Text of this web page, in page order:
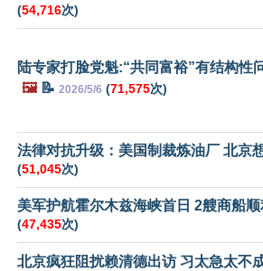
(54,716次)
陆专家打脸党魁:“共同富裕”有结构性
🖼️📝 2026/5/6 (71,575次)
法律对抗升级：美国制裁炼油厂 北京
(51,045次)
美军护航霍尔木兹海峡首日 2艘商船
(47,435次)
北京疯狂阻扰赖清德出访 习太急太不